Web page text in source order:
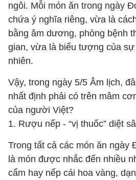
ngôi. Mỗi món ăn trong ngày
chứa ý nghĩa riêng, vừa là
bằng âm dương, phòng bệnh
gian, vừa là biểu tượng của
nhiên.
Vậy, trong ngày 5/5 Âm lịch,
nhất định phải có trên mâm
của người Việt?
1. Rượu nếp - “vị thuốc” diệt
Trong tất cả các món ăn ngày
là món được nhắc đến nhiều
cẩm hay nếp cái hoa vàng,